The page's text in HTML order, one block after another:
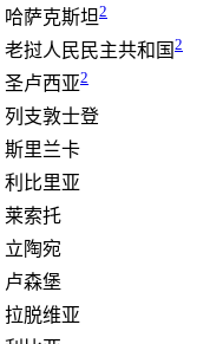
哈萨克斯坦2
老挝人民民主共和国 2
圣卢西亚2
列支敦士登
斯里兰卡
利比里亚
莱索托
立陶宛
卢森堡
拉脱维亚